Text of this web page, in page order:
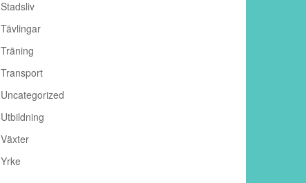
Stadsliv
Tävlingar
Träning
Transport
Uncategorized
Utbildning
Växter
Yrke